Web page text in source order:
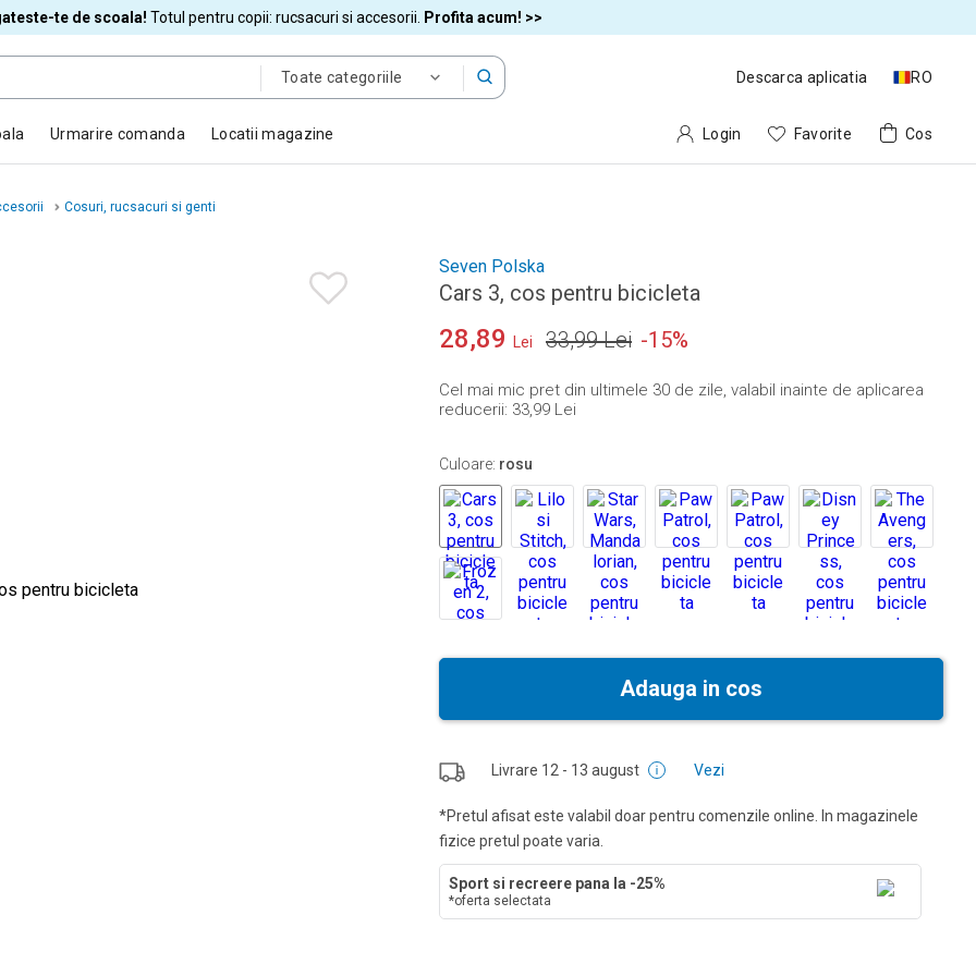
te de scoala! Totul pentru copii: rucsacuri si accesorii. Profita acum! >>
Toate categoriile Descarca aplicatia RO
Urmarire comanda Locatii magazine Login Favorite Cos
Cosuri, rucsacuri si genti
Seven Polska
Cars 3, cos pentru bicicleta
28,89 Lei 33,99 Lei -15%
Cel mai mic pret din ultimele 30 de zile, valabil inainte de aplicarea
reducerii: 33,99 Lei
Culoare: rosu
Adauga in cos
Livrare 12 - 13 august Vezi
*Pretul afisat este valabil doar pentru comenzile online. In magazinele
fizice pretul poate varia.
Sport si recreere pana la -25%
*oferta selectata